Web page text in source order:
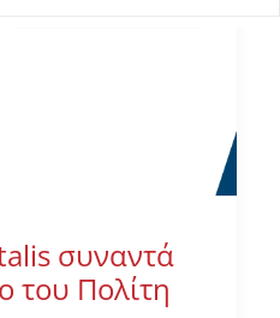
συναντά
του Πολίτη